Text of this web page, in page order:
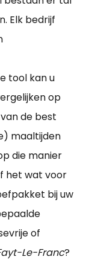
Elk bedrijf
tool kan u
op
de best
maaltijden
die manier
het wat voor
bij uw
of
Le-Franc?